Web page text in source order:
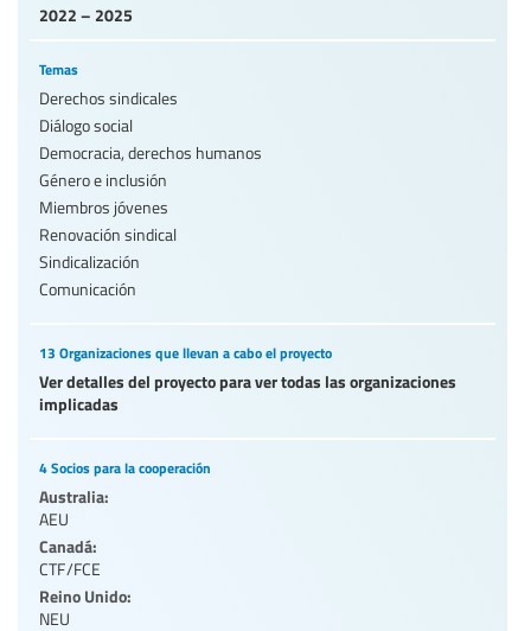
2022 – 2025
Temas
Derechos sindicales
Diálogo social
Democracia, derechos humanos
Género e inclusión
Miembros jóvenes
Renovación sindical
Sindicalización
Comunicación
13 Organizaciones que llevan a cabo el proyecto
Ver detalles del proyecto para ver todas las organizaciones
implicadas
4 Socios para la cooperación
Australia:
AEU
Canadá:
CTF/FCE
Reino Unido:
NEU